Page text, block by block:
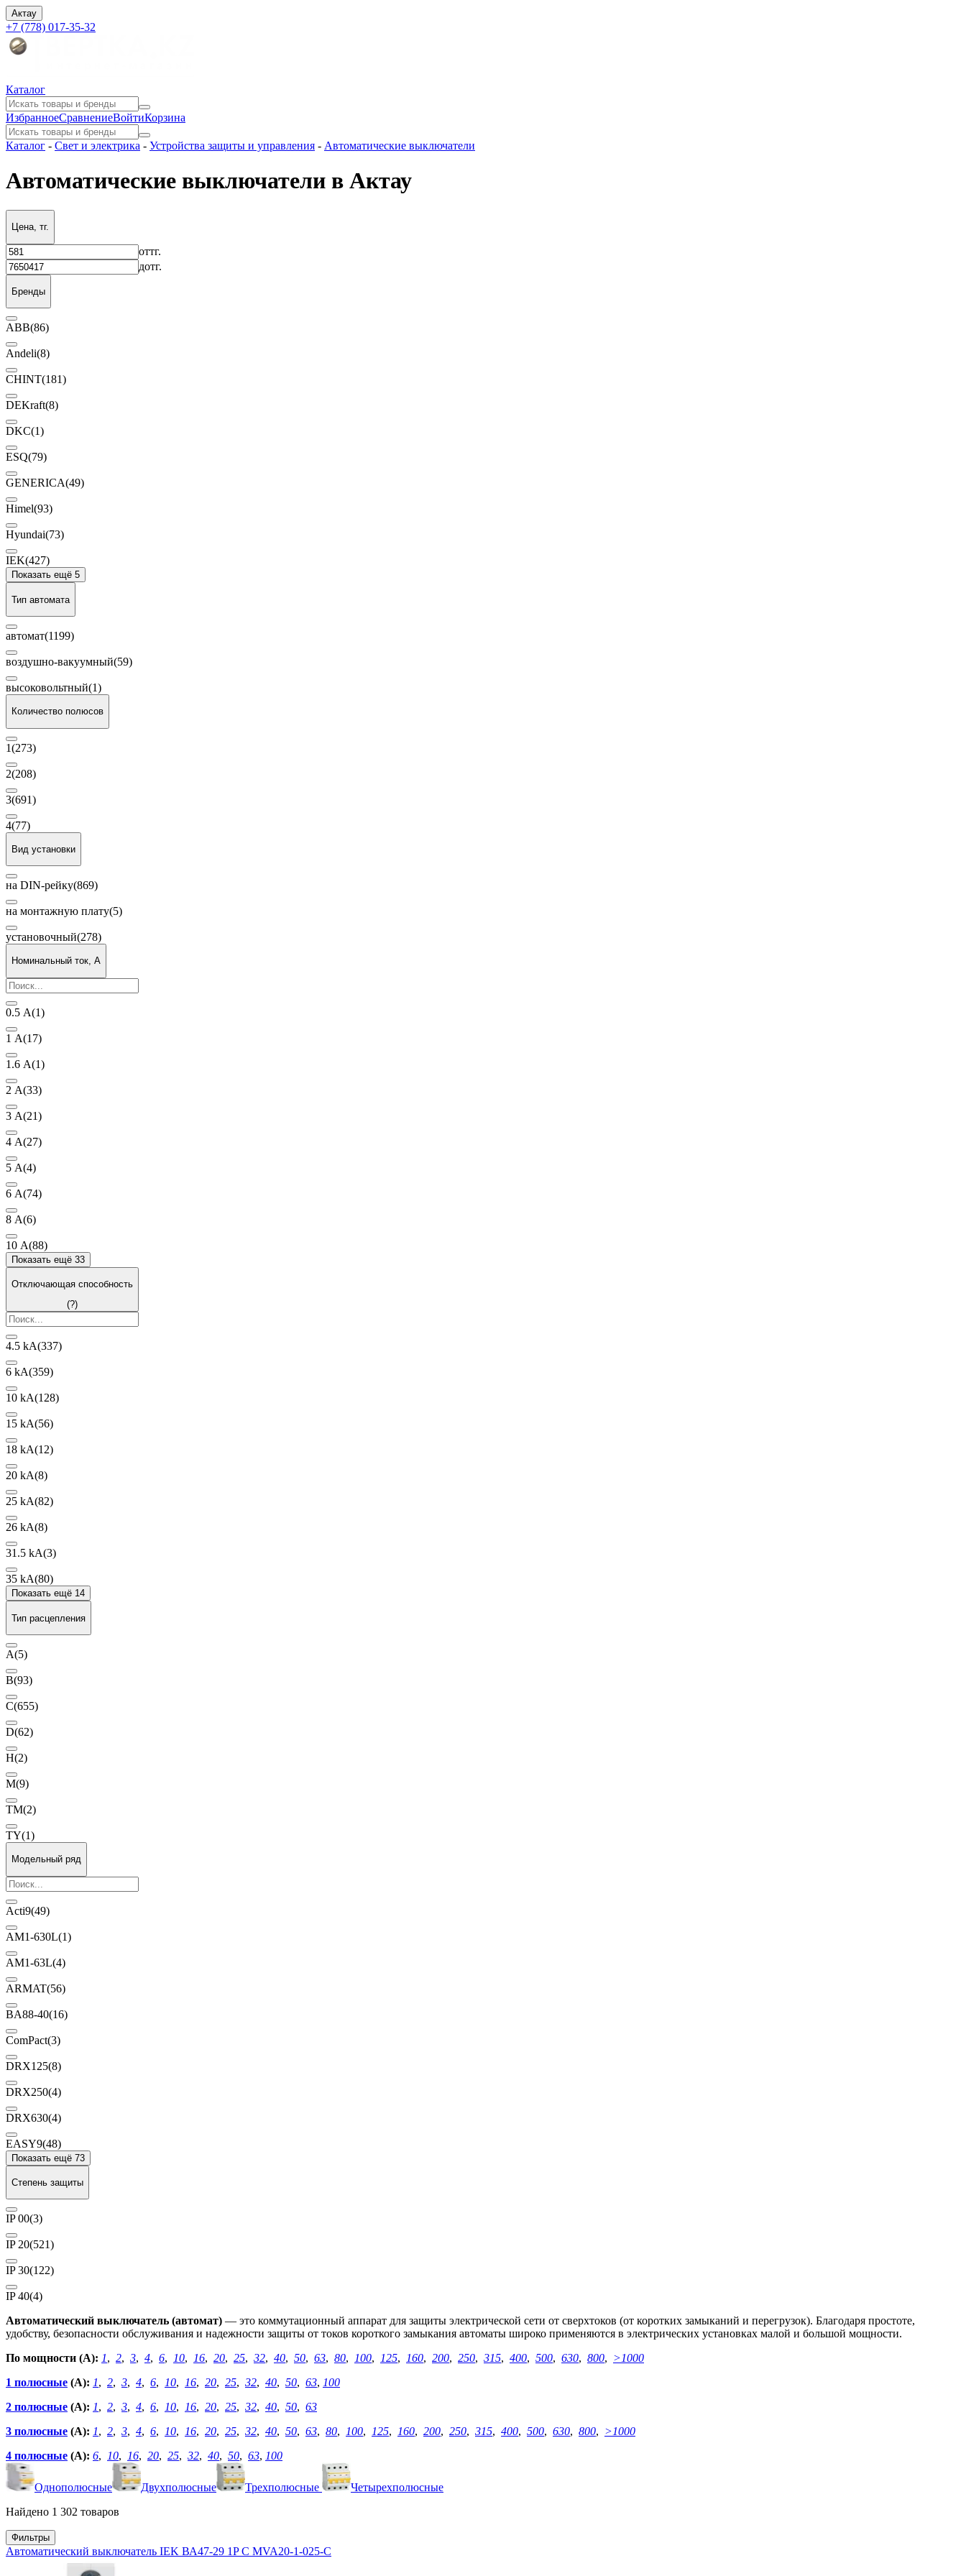
Актау
+7 (778) 017-35-32
Каталог
ИзбранноеСравнениеВойтиКорзина
Каталог - Свет и электрика - Устройства защиты и управления - Автоматические выключатели
Автоматические выключатели в Актау
Цена, тг.
оттг.
дотг.
Бренды
ABB(86)
Andeli(8)
CHINT(181)
DEKraft(8)
DKC(1)
ESQ(79)
GENERICA(49)
Himel(93)
Hyundai(73)
IEK(427)
Показать ещё 5
Тип автомата
автомат(1199)
воздушно-вакуумный(59)
высоковольтный(1)
Количество полюсов
1(273)
2(208)
3(691)
4(77)
Вид установки
на DIN-рейку(869)
на монтажную плату(5)
установочный(278)
Номинальный ток, А
0.5 А(1)
1 А(17)
1.6 А(1)
2 А(33)
3 А(21)
4 А(27)
5 А(4)
6 А(74)
8 А(6)
10 А(88)
Показать ещё 33
Отключающая способность
(?)
4.5 kA(337)
6 kA(359)
10 kA(128)
15 kA(56)
18 kA(12)
20 kA(8)
25 kA(82)
26 kA(8)
31.5 kA(3)
35 kA(80)
Показать ещё 14
Тип расцепления
A(5)
B(93)
C(655)
D(62)
H(2)
M(9)
TM(2)
TY(1)
Модельный ряд
Acti9(49)
AM1-630L(1)
AM1-63L(4)
ARMAT(56)
BA88-40(16)
ComPact(3)
DRX125(8)
DRX250(4)
DRX630(4)
EASY9(48)
Показать ещё 73
Степень защиты
IP 00(3)
IP 20(521)
IP 30(122)
IP 40(4)
Автоматический выключатель (автомат) — это коммутационный аппарат для защиты электрической сети от сверхтоков (от коротких замыканий и перегрузок). Благодаря простоте,
удобству, безопасности обслуживания и надежности защиты от токов короткого замыкания автоматы широко применяются в электрических установках малой и большой мощности.
По мощности (А): 1, 2, 3, 4, 6, 10, 16, 20, 25, 32, 40, 50, 63, 80, 100, 125, 160, 200, 250, 315, 400, 500, 630, 800, >1000
1 полюсные (А): 1, 2, 3, 4, 6, 10, 16, 20, 25, 32, 40, 50, 63, 100
2 полюсные (А): 1, 2, 3, 4, 6, 10, 16, 20, 25, 32, 40, 50, 63
3 полюсные (А): 1, 2, 3, 4, 6, 10, 16, 20, 25, 32, 40, 50, 63, 80, 100, 125, 160, 200, 250, 315, 400, 500, 630, 800, >1000
4 полюсные (А): 6, 10, 16, 20, 25, 32, 40, 50, 63, 100
Однополюсные Двухполюсные Трехполюсные
Четырехполюсные
Найдено 1 302 товаров
Фильтры
Автоматический выключатель IEK ВА47-29 1P C MVA20-1-025-C